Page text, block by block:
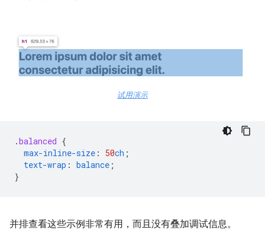
试用演示
.balanced {
max-inline-size : 50ch ;
text-wrap : balance ;
}
并排查看这些示例非常有用，而且没有叠加调试信息。